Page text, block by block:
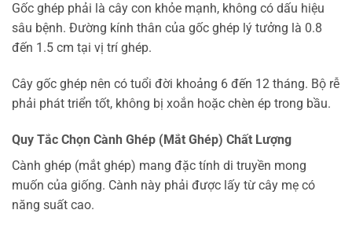
Gốc ghép phải là cây con khỏe mạnh, không có dấu hiệu
sâu bệnh. Đường kính thân của gốc ghép lý tưởng là 0.8
đến 1.5 cm tại vị trí ghép.
Cây gốc ghép nên có tuổi đời khoảng 6 đến 12 tháng. Bộ rễ
phải phát triển tốt, không bị xoắn hoặc chèn ép trong bầu.
Quy Tắc Chọn Cành Ghép (Mắt Ghép) Chất Lượng
Cành ghép (mắt ghép) mang đặc tính di truyền mong
muốn của giống. Cành này phải được lấy từ cây mẹ có
năng suất cao.